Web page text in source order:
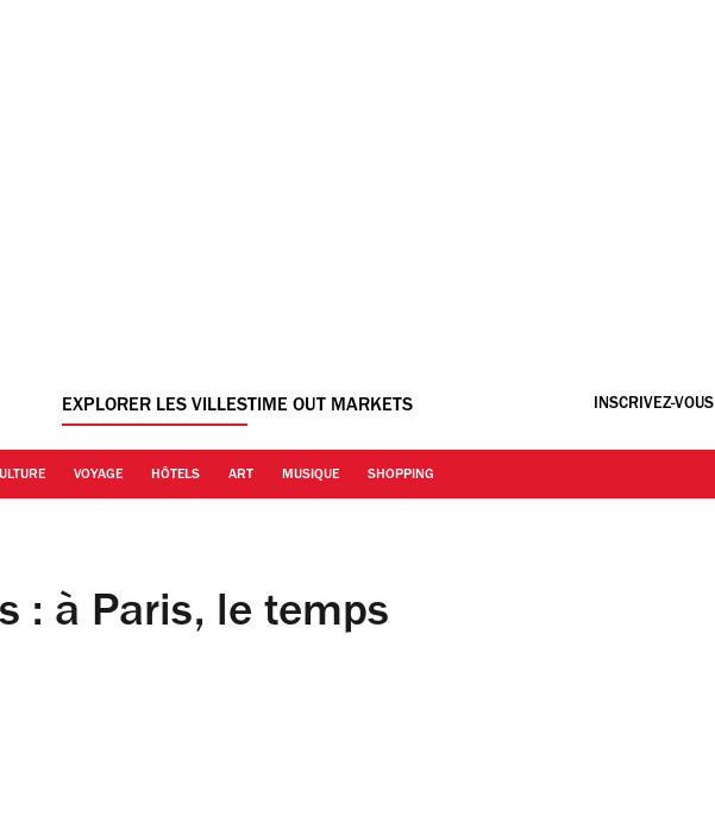
EXPLORER LES VILLESTIME OUT MARKETS INSCRIVEZ-VOUS
VOYAGE HÔTELS ART MUSIQUE SHOPPING
: à Paris, le temps